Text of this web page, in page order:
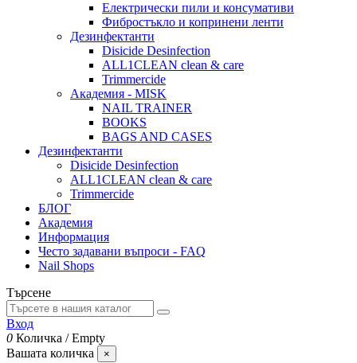
Електрически пили и консумативи
Фибростъкло и копринени ленти
Дезинфектанти
Disicide Desinfection
ALL1CLEAN clean & care
Trimmercide
Академия - MISK
NAIL TRAINER
BOOKS
BAGS AND CASES
Дезинфектанти
Disicide Desinfection
ALL1CLEAN clean & care
Trimmercide
БЛОГ
Академия
Информация
Често задавани въпроси - FAQ
Nail Shops
Търсене
Вход
0 Количка /Empty
Вашата количка
×